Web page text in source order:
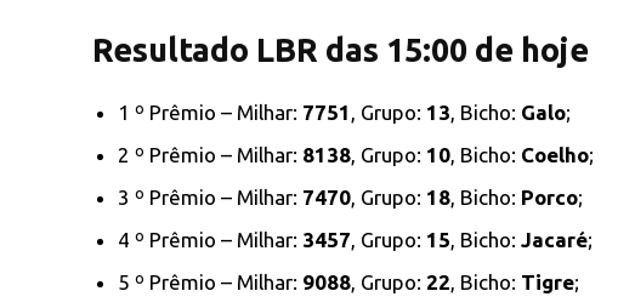
Resultado LBR das 15:00 de hoje
1 º Prêmio – Milhar: 7751 , Grupo: 13, Bicho: Galo;
2 º Prêmio – Milhar: 8138, Grupo: 10, Bicho: Coelho;
3 º Prêmio – Milhar: 7470, Grupo: 18, Bicho: Porco;
4 º Prêmio – Milhar: 3457, Grupo: 15, Bicho: Jacaré;
5 º Prêmio – Milhar: 9088, Grupo: 22, Bicho: Tigre;